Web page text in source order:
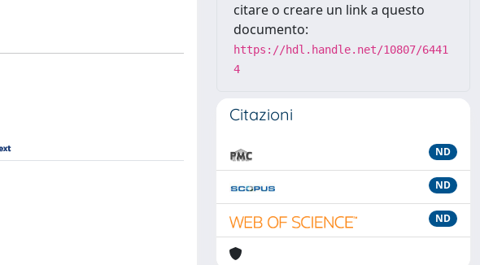
citare o creare un link a questo
documento:
https://hdl.handle.net/10807/6441
4
Citazioni
ND
ND
ND